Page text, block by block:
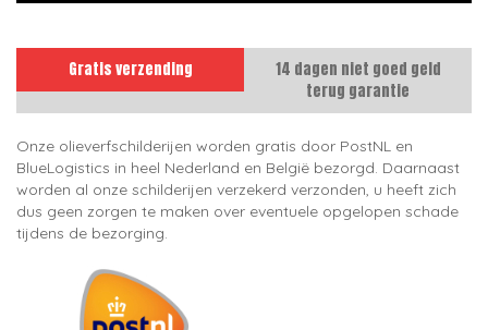
Gratis verzending
14 dagen niet goed geld
terug garantie
Onze olieverfschilderijen worden gratis door PostNL en
BlueLogistics in heel Nederland en België bezorgd. Daarnaast
worden al onze schilderijen verzekerd verzonden, u heeft zich
dus geen zorgen te maken over eventuele opgelopen schade
tijdens de bezorging.